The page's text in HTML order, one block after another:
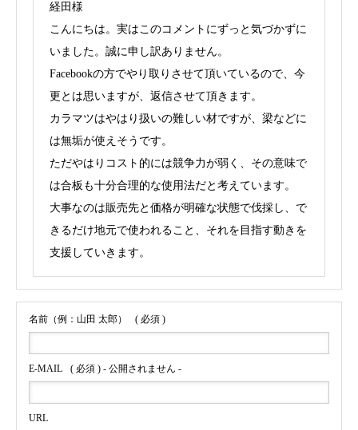
経田様
こんにちは。実はこのコメントにずっと気づかずに
いました。誠に申し訳ありません。
Facebookの方でやり取りさせて頂いているので、今
更とは思いますが、返信させて頂きます。
カラマツはやはり扱いの難しい材ですが、梁などに
は無垢が使えそうです。
ただやはりコスト的には競争力が弱く、その意味で
は合板も十分合理的な使用法だと考えています。
大事なのは販売先と価格が明確な状態で伐採し、で
きるだけ地元で使われること、それを目指す動きを
支援していきます。
名前（例：山田 太郎） ( 必須 )
E-MAIL ( 必須 ) - 公開されません -
URL